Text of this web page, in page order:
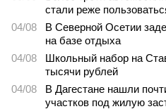
стали реже
04/08
В Северной Осетии
на базе отдыха
04/08
Школьный набор на
тысячи рублей
04/08
В Дагестане нашли
участков под жилую